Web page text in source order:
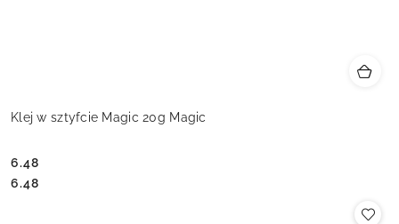
Klej w sztyfcie Magic 20g Magic
Cena:
6.48
Cena:
6.48